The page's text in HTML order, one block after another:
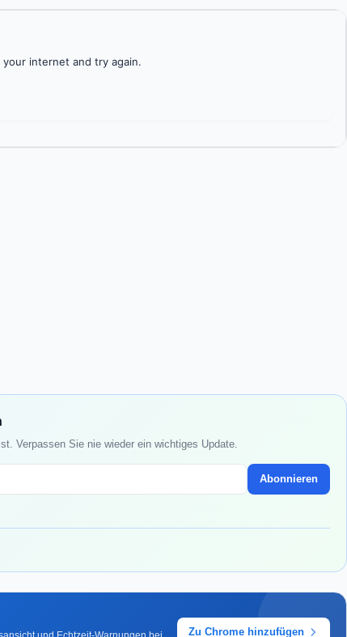
internet and try again.
Verpassen Sie nie wieder ein wichtiges Update.
Abonnieren
Zu Chrome hinzufügen